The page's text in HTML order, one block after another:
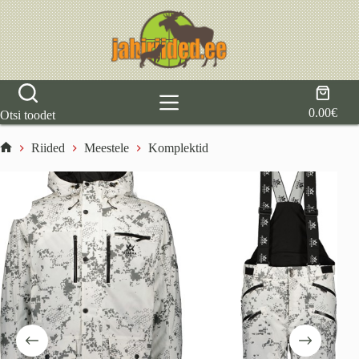
Skip
to
content
Otsi toodet
cart
0.00€
Riided Meestele Komplektid